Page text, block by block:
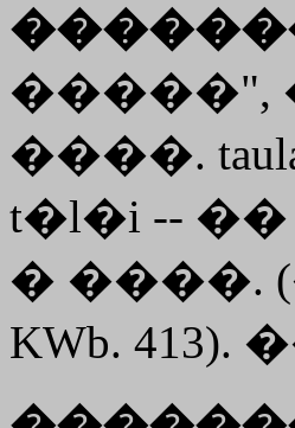
�����",
����.
t�l�i --
� ����.
KWb.